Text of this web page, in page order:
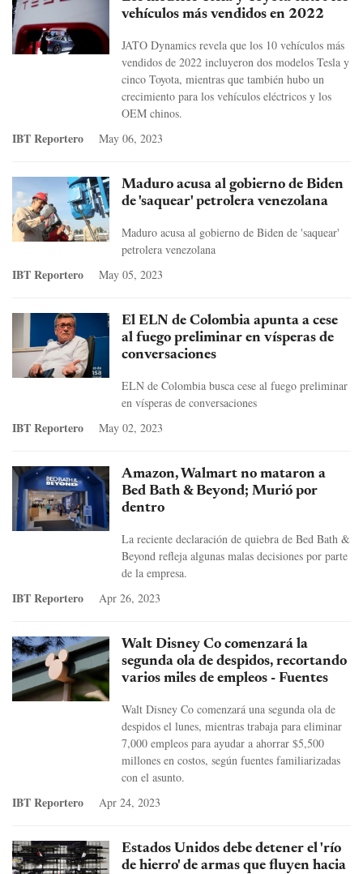
vehículos más vendidos en 2022
JATO Dynamics revela que los 10 vehículos más
vendidos de 2022 incluyeron dos modelos Tesla y
cinco Toyota, mientras que también hubo un
crecimiento para los vehículos eléctricos y los
OEM chinos.
IBT Reportero May 06, 2023
Maduro acusa al gobierno de Biden
de 'saquear' petrolera venezolana
Maduro acusa al gobierno de Biden de 'saquear'
petrolera venezolana
IBT Reportero May 05, 2023
El ELN de Colombia apunta a cese
al fuego preliminar en vísperas de
conversaciones
ELN de Colombia busca cese al fuego preliminar
en vísperas de conversaciones
IBT Reportero May 02, 2023
Amazon, Walmart no mataron a
Bed Bath & Beyond; Murió por
dentro
La reciente declaración de quiebra de Bed Bath &
Beyond refleja algunas malas decisiones por parte
de la empresa.
IBT Reportero Apr 26, 2023
Walt Disney Co comenzará la
segunda ola de despidos, recortando
varios miles de empleos - Fuentes
Walt Disney Co comenzará una segunda ola de
despidos el lunes, mientras trabaja para eliminar
7,000 empleos para ayudar a ahorrar $5,500
millones en costos, según fuentes familiarizadas
con el asunto.
IBT Reportero Apr 24, 2023
Estados Unidos debe detener el 'río
de hierro' de armas que fluyen hacia